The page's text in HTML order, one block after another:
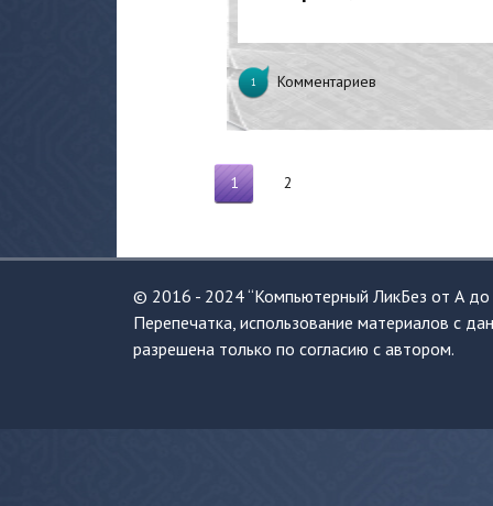
1 Комментариев
1 2
© 2016 - 2024 “Компьютерный ЛикБез от А до
Перепечатка, использование материалов с
разрешена только по согласию с автором.